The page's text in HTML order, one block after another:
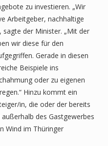
zu investieren. „Wir
Arbeitgeber, nachhaltige
sagte der Minister. „Mit der
wir diese für den
Gerade in diesen
Beispiele ins
oder zu eigenen
Hinzu kommt ein
in, die oder der bereits
des Gastgewerbes
Wind im Thüringer